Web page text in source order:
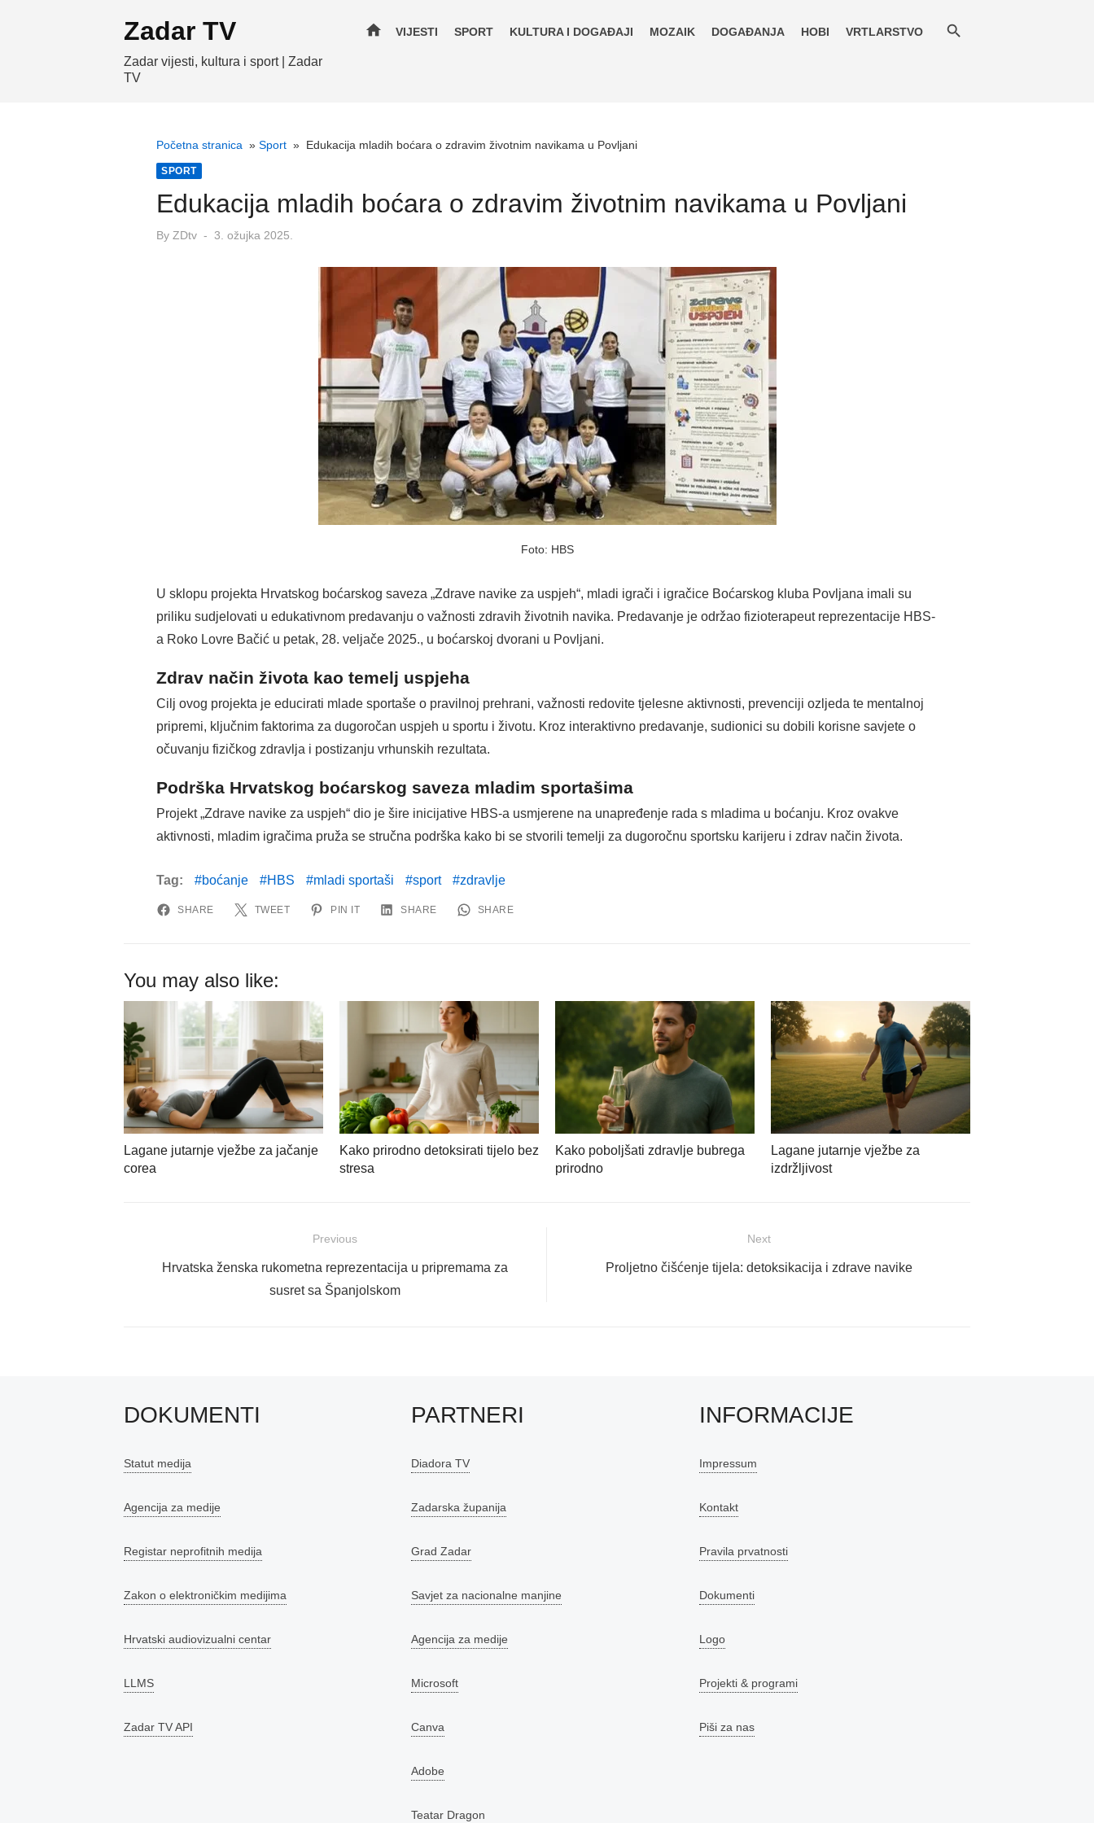
Zadar TV
Zadar vijesti, kultura i sport | Zadar
TV
home VIJESTI SPORT KULTURA I DOGAĐAJI MOZAIK DOGAĐANJA HOBI VRTLARSTVO
Početna stranica » Sport » Edukacija mladih boćara o zdravim životnim navikama u Povljani
SPORT
Edukacija mladih boćara o zdravim životnim navikama u Povljani
By ZDtv
Posted
3. ožujka 2025.
Foto: HBS
U sklopu projekta Hrvatskog boćarskog saveza „Zdrave navike za uspjeh“, mladi igrači i igračice Boćarskog kluba Povljana imali su
priliku sudjelovati u edukativnom predavanju o važnosti zdravih životnih navika. Predavanje je održao fizioterapeut reprezentacije HBS-
a Roko Lovre Bačić u petak, 28. veljače 2025., u boćarskoj dvorani u Povljani.
Zdrav način života kao temelj uspjeha
Cilj ovog projekta je educirati mlade sportaše o pravilnoj prehrani, važnosti redovite tjelesne aktivnosti, prevenciji ozljeda te mentalnoj
pripremi, ključnim faktorima za dugoročan uspjeh u sportu i životu. Kroz interaktivno predavanje, sudionici su dobili korisne savjete o
očuvanju fizičkog zdravlja i postizanju vrhunskih rezultata.
Podrška Hrvatskog boćarskog saveza mladim sportašima
Projekt „Zdrave navike za uspjeh“ dio je šire inicijative HBS-a usmjerene na unapređenje rada s mladima u boćanju. Kroz ovakve
aktivnosti, mladim igračima pruža se stručna podrška kako bi se stvorili temelji za dugoročnu sportsku karijeru i zdrav način života.
Tag: boćanje HBS mladi sportaši sport zdravlje
SHARE TWEET PIN IT SHARE SHARE
You may also like:
Lagane jutarnje vježbe za jačanje
corea
Kako prirodno detoksirati tijelo bez
stresa
Kako poboljšati zdravlje bubrega
prirodno
Lagane jutarnje vježbe za
izdržljivost
objava
Previous
Previous
Hrvatska ženska rukometna reprezentacija u pripremama za
susret sa Španjolskom
Next
Next
Proljetno čišćenje tijela: detoksikacija i zdrave navike
DOKUMENTI
Statut medija
Agencija za medije
Registar neprofitnih medija
Zakon o elektroničkim medijima
Hrvatski audiovizualni centar
LLMS
Zadar TV API
PARTNERI
Diadora TV
Zadarska županija
Grad Zadar
Savjet za nacionalne manjine
Agencija za medije
Microsoft
Canva
Adobe
Teatar Dragon
INFORMACIJE
Impressum
Kontakt
Pravila prvatnosti
Dokumenti
Logo
Projekti & programi
Piši za nas